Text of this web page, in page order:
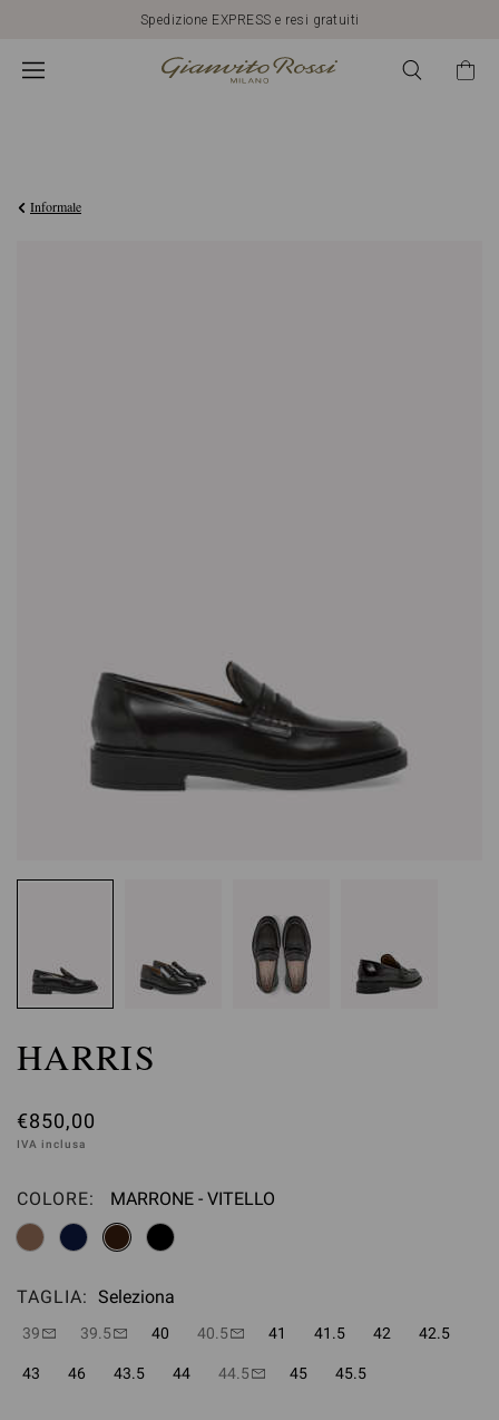
Spedizione EXPRESS e resi gratuiti
Informale
HARRIS
€850,00
IVA inclusa
COLORE: Seleziona
MARRONE - VITELLO
TAGLIA: Seleziona
39 39.5 40 40.5 41 41.5 42 42.5
43 46 43.5 44 44.5 45 45.5